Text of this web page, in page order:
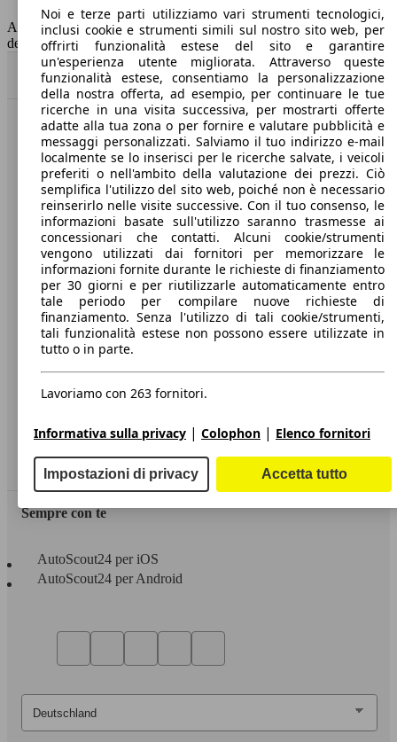
Capacità del serbatoio
50 l
AutoScout24 non si assume alcuna responsabilità per la correttezza
dei dati.
Torna su
Benvenuti su AutoScout24, il mercato auto europeo.
Società
A proposito di AutoScout24
Stampa
Media
Condizioni generali
Informazioni
Privacy
Dichiarazione di Accessibilità
Servizi
Area rivenditori
Sempre con te
AutoScout24 per iOS
AutoScout24 per Android
Noi e terze parti utilizziamo vari strumenti tecnologici,
inclusi cookie e strumenti simili sul nostro sito web, per
offrirti funzionalità estese del sito e garantire
un'esperienza utente migliorata. Attraverso queste
funzionalità estese, consentiamo la personalizzazione
della nostra offerta, ad esempio, per continuare le tue
ricerche in una visita successiva, per mostrarti offerte
adatte alla tua zona o per fornire e valutare pubblicità e
messaggi personalizzati. Salviamo il tuo indirizzo e-mail
localmente se lo inserisci per le ricerche salvate, i veicoli
preferiti o nell'ambito della valutazione dei prezzi. Ciò
semplifica l'utilizzo del sito web, poiché non è necessario
reinserirlo nelle visite successive. Con il tuo consenso, le
informazioni basate sull'utilizzo saranno trasmesse ai
concessionari che contatti. Alcuni cookie/strumenti
vengono utilizzati dai fornitori per memorizzare le
informazioni fornite durante le richieste di finanziamento
per 30 giorni e per riutilizzarle automaticamente entro
tale periodo per compilare nuove richieste di
finanziamento. Senza l'utilizzo di tali cookie/strumenti,
tali funzionalità estese non possono essere utilizzate in
tutto o in parte.
Lavoriamo con 263 fornitori.
Informativa sulla privacy | Colophon | Elenco fornitori
Impostazioni di privacy Accetta tutto